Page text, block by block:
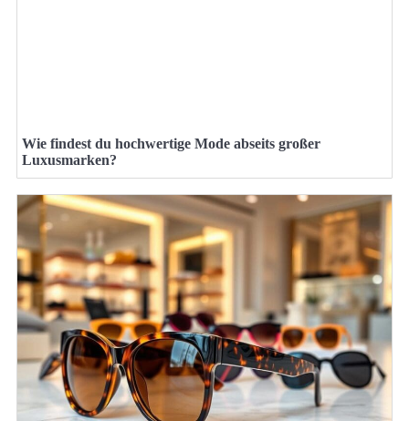
Wie findest du hochwertige Mode abseits großer
Luxusmarken?